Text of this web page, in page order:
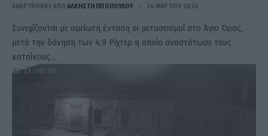
ΑΝΑΡΤΗΘΗΚΕ ΑΠΟ ΆΛΚΗΣΤΗ ΓΑΤΟΠΟΎΛΟΥ 26 ΜΑΡΤΊΟΥ 2026
Συνεχίζονται με αμείωτη ένταση οι μετασεισμοί στο Άγιο Όρος,
μετά την δόνηση των 4,9 Ρίχτερ η οποία αναστάτωσε τους
κατοίκους…